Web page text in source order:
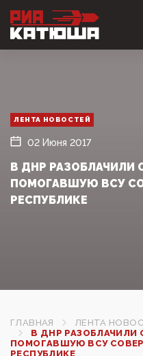
ЛЕНТА НОВОСТЕЙ
02 Июня 2017
В ДНР РАЗОБЛАЧИЛИ
ПОМОГАВШУЮ ВСУ
РЕСПУБЛИКЕ
ГЛАВНАЯ
ЛЕНТА
В ДНР РАЗОБЛАЧИЛИ
ПОМОГАВШУЮ ВСУ
РЕСПУБЛИКЕ